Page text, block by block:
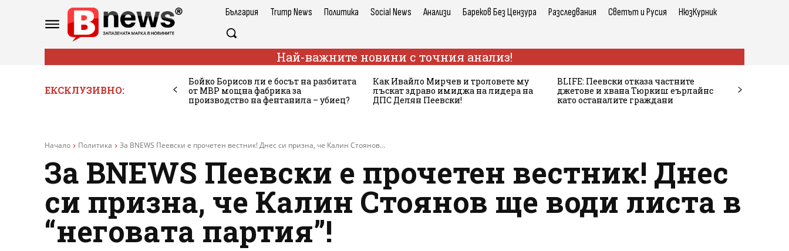
България Trump News Политика Social News Анализи Бареков Без Цензура Разследвания Светът и Русия НюзКурник
Най-важните новини с точния анализ!
ЕКСКЛУЗИВНО:
Бойко Борисов ли е босът на разбитата
от МВР мощна фабрика за
производство на фентанила – убиец?
Как Ивайло Мирчев и троловете му
лъскат здраво имиджа на лидера на
ДПС Делян Пеевски!
BLIFE: Пеевски отказа частните
джетове и хвана Тюркиш еърлайнс
като останалите граждани
Начало Политика За BNEWS Пеевски е прочетен вестник! Днес си призна, че Калин Стоянов...
За BNEWS Пеевски е прочетен вестник! Днес
си призна, че Калин Стоянов ще води листа в
“неговата партия”!